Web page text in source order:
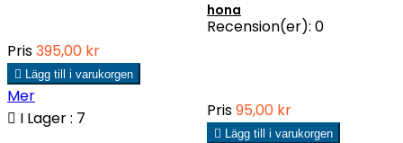
Pris395,00 kr
 Lägg till i varukorgen
Mer
 I Lager : 7
hona
Recension(er): 0
Pris95,00 kr
 Lägg till i varukorgen